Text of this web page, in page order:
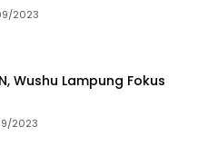
2023
Wushu Lampung Fokus
2023